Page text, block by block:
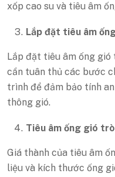
xốp cao su và tiêu âm
Lắp đặt tiêu âm
Lắp đặt tiêu âm ống
cần tuân thủ các bước
trình để đảm bảo tính
thông gió.
Tiêu âm ống gió
Giá thành của tiêu âm
liệu và kích thước ống